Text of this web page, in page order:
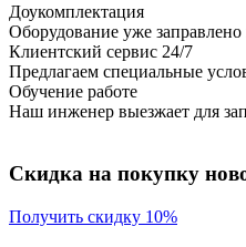
Доукомплектация
Оборудование уже
Клиентский сервис 24/7
Предлагаем специальные
Обучение работе
Наш инженер выезжает для
Скидка на покупку
Получить скидку 10%